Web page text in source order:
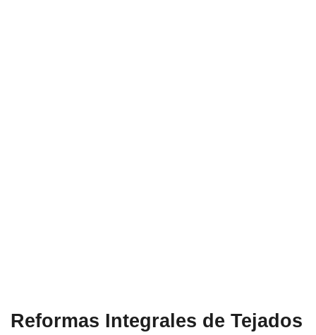
Reformas Integrales de Tejados